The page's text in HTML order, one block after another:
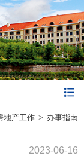
地产工作 > 办事指南
2023-06-16